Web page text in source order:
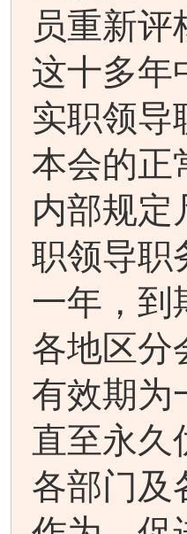
员重新
这十多年
实职领导
本会的正
内部规定
职领导职
一年，到
各地区分
有效期为
直至永久
各部门及